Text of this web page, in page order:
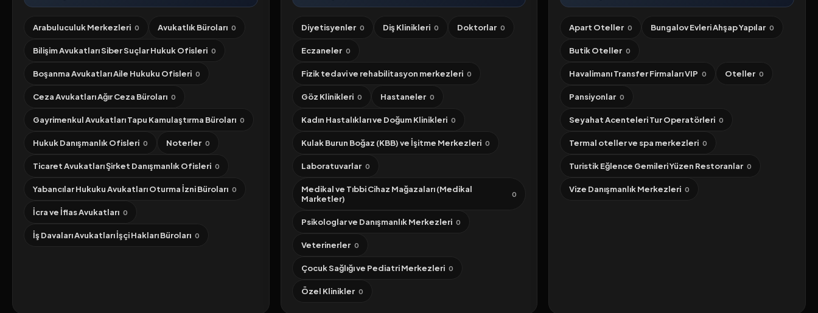
Arabuluculuk Merkezleri 0 Avukatlık Büroları 0
Bilişim Avukatları Siber Suçlar Hukuk Ofisleri 0
Boşanma Avukatları Aile Hukuku Ofisleri 0
Ceza Avukatları Ağır Ceza Büroları 0
Gayrimenkul Avukatları Tapu Kamulaştırma Büroları 0
Hukuk Danışmanlık Ofisleri 0 Noterler 0
Ticaret Avukatları Şirket Danışmanlık Ofisleri 0
Yabancılar Hukuku Avukatları Oturma İzni Büroları 0
İcra ve İflas Avukatları 0
İş Davaları Avukatları İşçi Hakları Büroları 0
Diyetisyenler 0 Diş Klinikleri 0 Doktorlar 0
Eczaneler 0
Fizik tedavi ve rehabilitasyon merkezleri 0
Göz Klinikleri 0 Hastaneler 0
Kadın Hastalıkları ve Doğum Klinikleri 0
Kulak Burun Boğaz (KBB) ve İşitme Merkezleri 0
Laboratuvarlar 0
Medikal ve Tıbbi Cihaz Mağazaları (Medikal
Marketler)
0
Psikologlar ve Danışmanlık Merkezleri 0
Veterinerler 0
Çocuk Sağlığı ve Pediatri Merkezleri 0
Özel Klinikler 0
Apart Oteller 0 Bungalov Evleri Ahşap Yapılar 0
Butik Oteller 0
Havalimanı Transfer Firmaları VIP 0 Oteller 0
Pansiyonlar 0
Seyahat Acenteleri Tur Operatörleri 0
Termal oteller ve spa merkezleri 0
Turistik Eğlence Gemileri Yüzen Restoranlar 0
Vize Danışmanlık Merkezleri 0